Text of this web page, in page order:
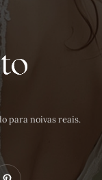
para noivas reais.